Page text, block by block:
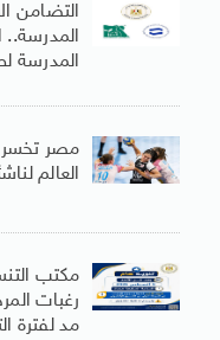
التضامن
المدرسة
العالم
مكتب
رغبات
مد لفترة